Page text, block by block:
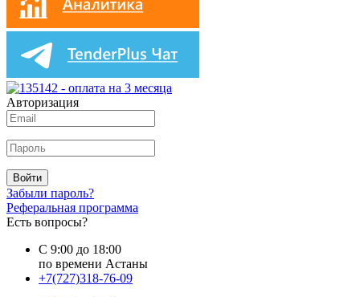
Авторизация
Войти
Забыли пароль?
Реферальная программа
Есть вопросы?
С 9:00 до 18:00
по времени Астаны
+7(727)318-76-09